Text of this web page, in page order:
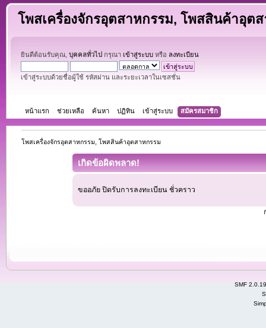
โพสเครื่องจักรอุตสาหกรรม, โพสสินค้าอุต
ยินดีต้อนรับคุณ, บุคคลทั่วไป กรุณา เข้าสู่ระบบหรือ ลงทะเบียน
เข้าสู่ระบบด้วยชื่อผู้ใช้ รหัสผ่าน และระยะเวลาในเซสชั่น
หน้าแรก ช่วยเหลือ ค้นหา ปฏิทิน เข้าสู่ระบบ สมัครสมาชิก
โพสเครื่องจักรอุตสาหกรรม, โพสสินค้าอุตสาหกรรม
เกิดข้อผิดพลาด!
ขออภัย ปิดรับการลงทะเบียน ชั่วคราว
SMF 2.0.19